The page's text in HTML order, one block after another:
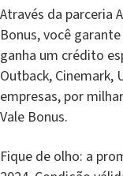
Através da parceria
Bonus, você
ganha um crédito
Outback, Cinemark,
empresas, por
Vale Bonus.
Fique de olho: a